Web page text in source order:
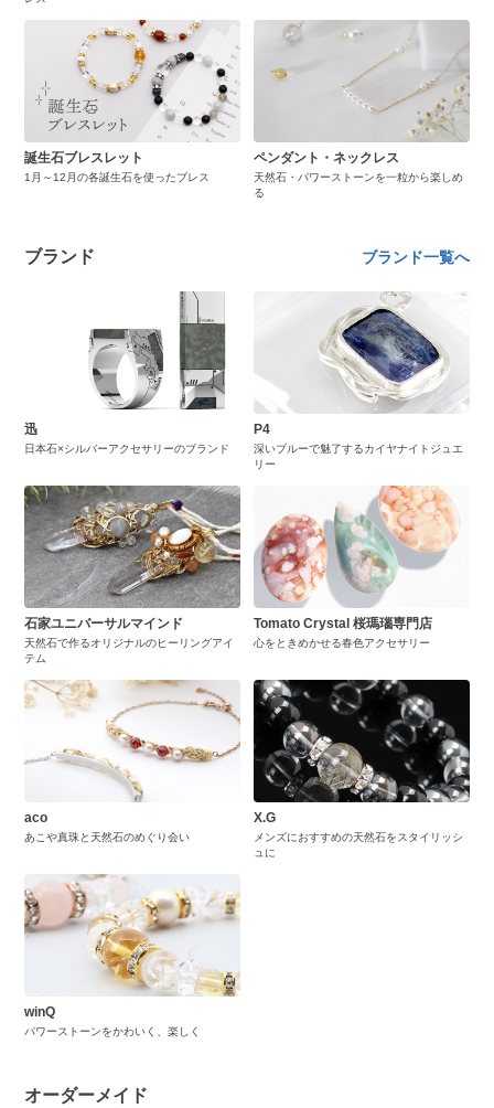
誕生石ブレスレット
1月～12月の各誕生石を使ったブレス
ペンダント・ネックレス
天然石・パワーストーンを一粒から楽しめ
る
ブランド ブランド一覧へ
迅
日本石×シルバーアクセサリーのブランド
P4
深いブルーで魅了するカイヤナイトジュエ
リー
石家ユニバーサルマインド
天然石で作るオリジナルのヒーリングアイ
テム
Tomato Crystal 桜瑪瑙専門店
心をときめかせる春色アクセサリー
aco
あこや真珠と天然石のめぐり会い
X.G
メンズにおすすめの天然石をスタイリッシ
ュに
winQ
パワーストーンをかわいく、楽しく
オーダーメイド